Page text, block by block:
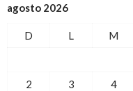
agosto 2026
D L M
2
3 4